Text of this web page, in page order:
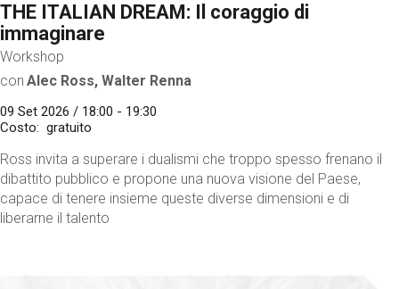
THE ITALIAN DREAM: Il coraggio di
immaginare
Workshop
con Alec Ross, Walter Renna
09 Set 2026 / 18:00 - 19:30
Costo
gratuito
Ross invita a superare i dualismi che troppo spesso frenano il
dibattito pubblico e propone una nuova visione del Paese,
capace di tenere insieme queste diverse dimensioni e di
liberarne il talento